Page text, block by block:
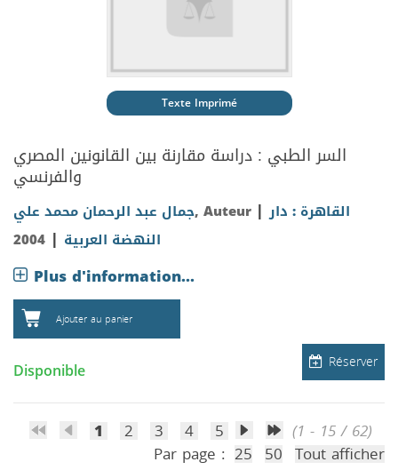
Texte Imprimé
السر الطبي : دراسة مقارنة بين القانونين المصري
والفرنسي
جمال عبد الرحمان محمد علي, Auteur |القاهرة : دار
النهضة العربية |
2004
Plus d'information...
Ajouter au panier
Réserver
Disponible
1 2 3 4 5
(1 - 15 / 62)
Par page : 25 50 Tout afficher